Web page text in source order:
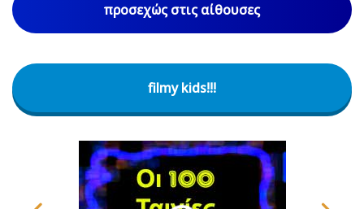
προσεχώς στις αίθουσες
filmy kids!!!